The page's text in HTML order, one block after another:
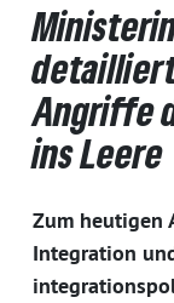
Angriffe
ins Leere
Zum heutigen
Integration